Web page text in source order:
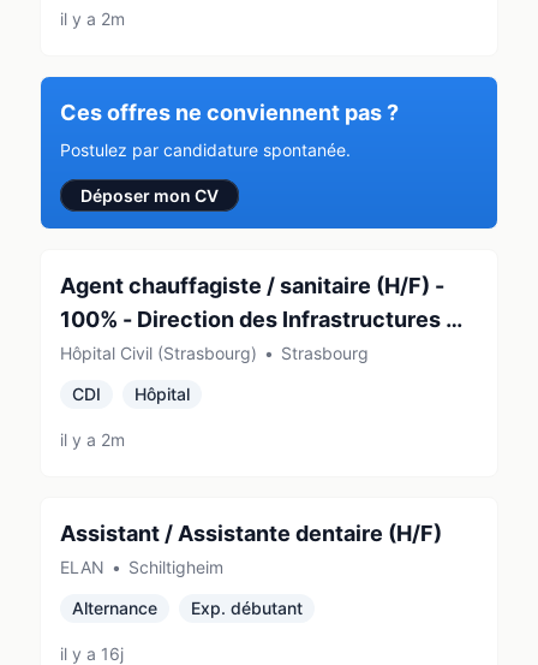
il y a 2m
Ces offres ne conviennent pas ?
Postulez par candidature spontanée.
Déposer mon CV
Agent chauffagiste / sanitaire (H/F) -
100% - Direction des Infrastructures et
des Travaux
Hôpital Civil (Strasbourg) • Strasbourg
CDI
Hôpital
il y a 2m
Assistant / Assistante dentaire (H/F)
ELAN • Schiltigheim
Alternance
Exp. débutant
il y a 16j